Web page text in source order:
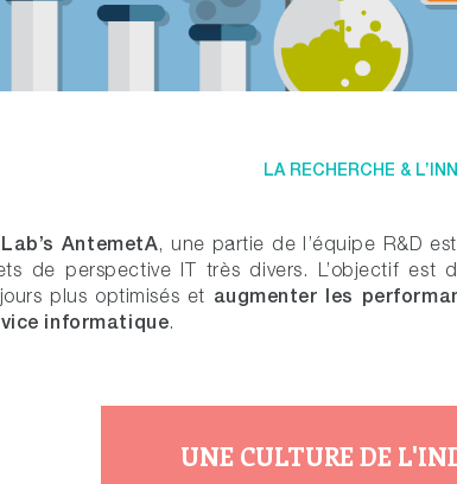
LA RECHERCHE &
Lab’s AntemetA, une partie de l’équipe R&D
de perspective IT très divers. L’objectif est
plus optimisés et augmenter les
informatique.
UNE CULTURE DE